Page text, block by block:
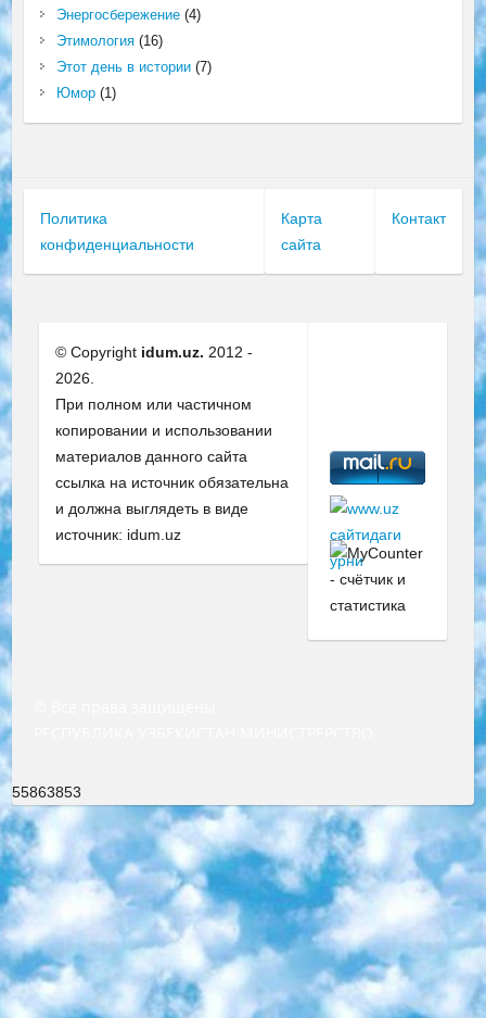
Энергосбережение(4)
Этимология(16)
Этот день в истории(7)
Юмор(1)
Политика
конфиденциальности
Карта
сайта
Контакт
© Copyright idum.uz. 2012 -
2026.
При полном или частичном
копировании и использовании
материалов данного сайта
ссылка на источник обязательна
и должна выглядеть в виде
источник: idum.uz
55863853